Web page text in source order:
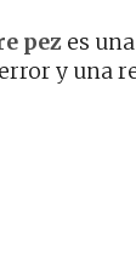
pez es
y una